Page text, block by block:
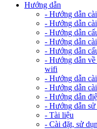
Hướng dẫn
- Hướng dẫn
- Hướng dẫn
- Hướng dẫn
- Hướng dẫn
- Hướng dẫn
- Hướng dẫn về
wifi
- Hướng dẫn
- Hướng dẫn
- Hướng dẫn
- Hướng dẫn
- Tài liệu
- Cài đặt, sử